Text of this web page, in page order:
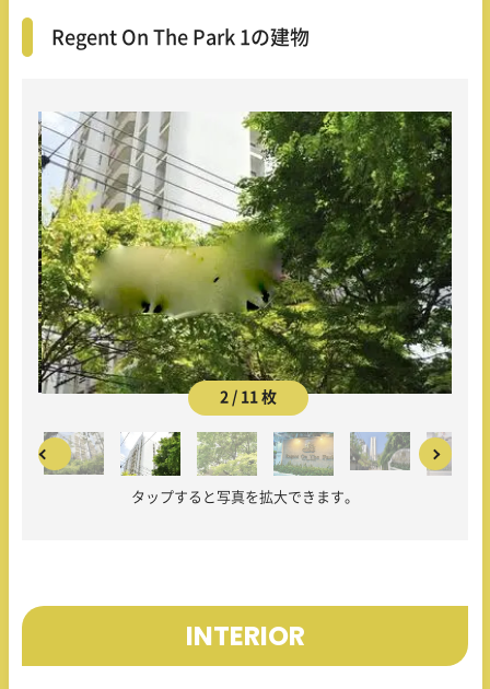
Regent On The Park 1の建物
2 / 11 枚
タップすると写真を拡大できます。
INTERIOR